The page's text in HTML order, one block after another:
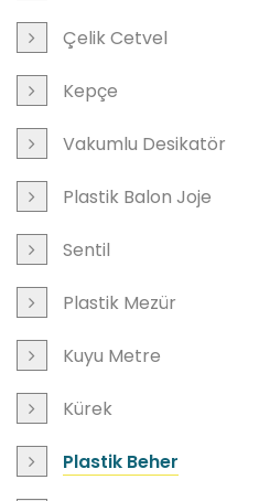
Çelik Cetvel
Kepçe
Vakumlu Desikatör
Plastik Balon Joje
Sentil
Plastik Mezür
Kuyu Metre
Kürek
Plastik Beher